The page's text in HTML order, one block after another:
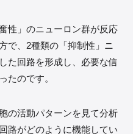
性」のニューロン群が反応
で、2種類の「抑制性」ニ
た回路を形成し、必要な信
たのです。
の活動パターンを見て分析
路がどのように機能してい